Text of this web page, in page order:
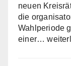
neuen
die
Wahlperiode
einer…AfD